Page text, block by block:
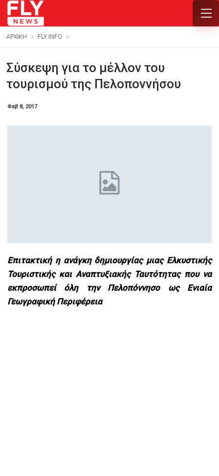
ΑΡΧΙΚΗ FLY INFO
Σύσκεψη για το μέλλον του
τουρισμού της Πελοποννήσου
Φεβ 8, 2017
Επιτακτική η ανάγκη δημιουργίας μιας Ελκυστικής
Τουριστικής και Αναπτυξιακής Ταυτότητας που να
εκπροσωπεί όλη την Πελοπόννησο ως Ενιαία
Γεωγραφική Περιφέρεια